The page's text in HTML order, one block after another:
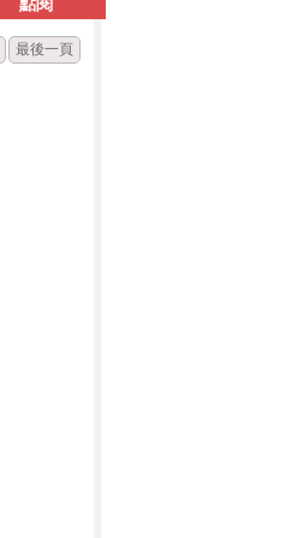
最後一頁